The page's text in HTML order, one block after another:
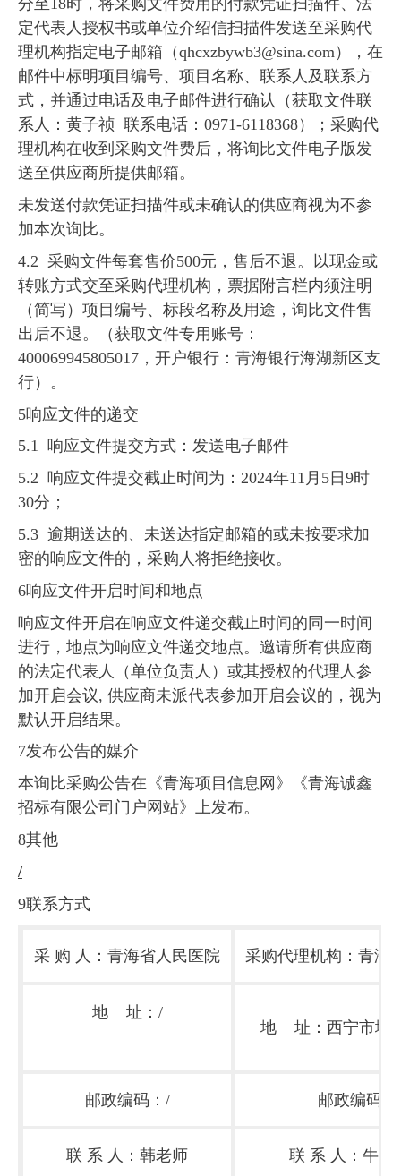
分至18时，将采购文件费用的付款凭证扫描件、法
定代表人授权书或单位介绍信扫描件发送至采购代
理机构指定电子邮箱（qhcxzbywb3@sina.com），在
邮件中标明项目编号、项目名称、联系人及联系方
式，并通过电话及电子邮件进行确认（获取文件联
系人：黄子祯 联系电话：0971-6118368）；采购代
理机构在收到采购文件费后，将询比文件电子版发
送至供应商所提供邮箱。
未发送付款凭证扫描件或未确认的供应商视为不参
加本次询比。
4.2 采购文件每套售价500元，售后不退。以现金或
转账方式交至采购代理机构，票据附言栏内须注明
（简写）项目编号、标段名称及用途，询比文件售
出后不退。（获取文件专用账号：
400069945805017，开户银行：青海银行海湖新区支
行）。
5响应文件的递交
5.1 响应文件提交方式：发送电子邮件
5.2 响应文件提交截止时间为：2024年11月5日9时
30分；
5.3 逾期送达的、未送达指定邮箱的或未按要求加
密的响应文件的，采购人将拒绝接收。
6响应文件开启时间和地点
响应文件开启在响应文件递交截止时间的同一时间
进行，地点为响应文件递交地点。邀请所有供应商
的法定代表人（单位负责人）或其授权的代理人参
加开启会议, 供应商未派代表参加开启会议的，视为
默认开启结果。
7发布公告的媒介
本询比采购公告在《青海项目信息网》《青海诚鑫
招标有限公司门户网站》上发布。
8其他
/
9联系方式
采 购 人：青海省人民医院 采购代理机构：青海
地 址：/
地 址：西宁市城
邮政编码：/ 邮政编码：
联 系 人：韩老师 联 系 人：牛春